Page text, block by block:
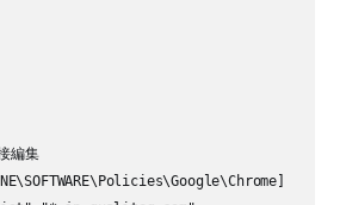
編集